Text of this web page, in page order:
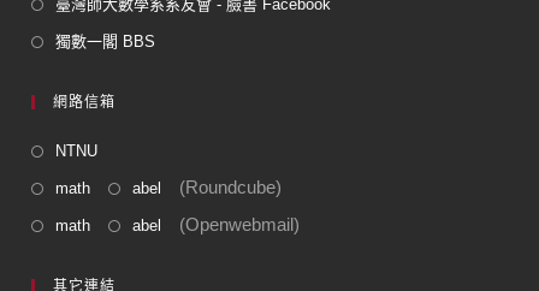
臺灣師大數學系系友會 - 臉書 Facebook
獨數一閣 BBS
網路信箱
NTNU
math abel (Roundcube)
math abel (Openwebmail)
其它連結